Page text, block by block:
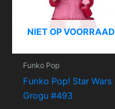
NIET OP VOORRAAD
Funko Pop
Funko Pop! Star Wars
Grogu #493